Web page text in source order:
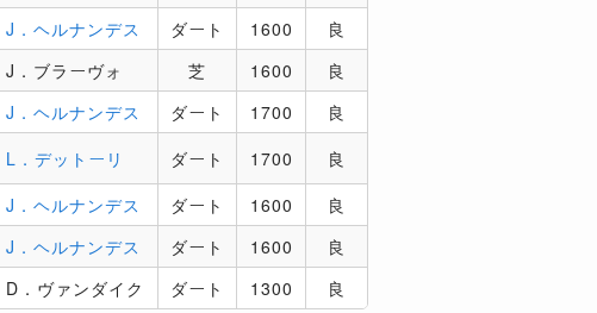
J．ヘルナンデス ダート 1600
良
J．ブラーヴォ 芝 1600
良
J．ヘルナンデス ダート 1700
良
L．デットーリ ダート 1700
良
J．ヘルナンデス ダート 1600
良
J．ヘルナンデス ダート 1600
良
D．ヴァンダイク ダート 1300 良